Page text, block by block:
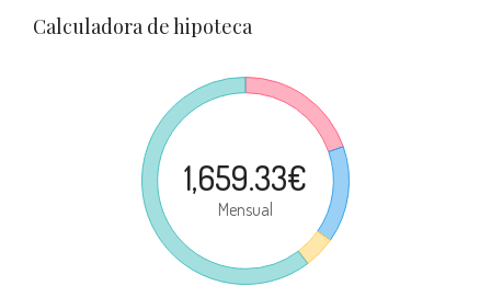
Calculadora de hipoteca
1,659.33€
Mensual